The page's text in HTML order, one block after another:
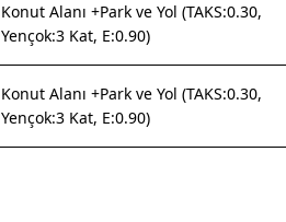
Konut Alanı +Park ve Yol (TAKS:0.30,
Yençok:3 Kat, E:0.90)
Konut Alanı +Park ve Yol (TAKS:0.30,
Yençok:3 Kat, E:0.90)